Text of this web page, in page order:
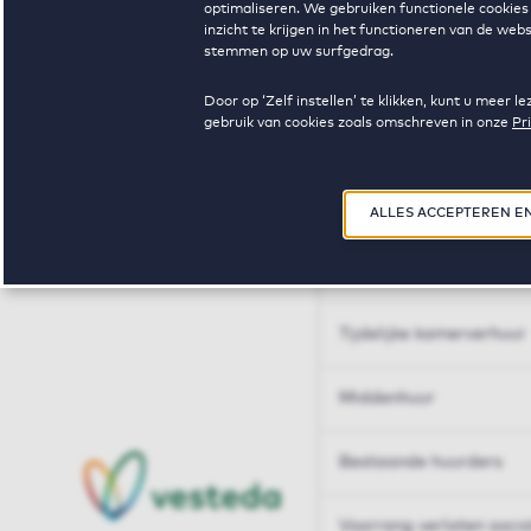
optimaliseren. We gebruiken functionele
inzicht te krijgen in het functioneren van de
stemmen op uw surfgedrag.
Door op ‘Zelf instellen’ te klikken, kunt u meer
gebruik van cookies zoals omschreven in onze
ALLES ACCEPTEREN
Huren op maat
Tijdelijke kamerverhuur
Middenhuur
Bestaande huurders
Voorrang verlaten